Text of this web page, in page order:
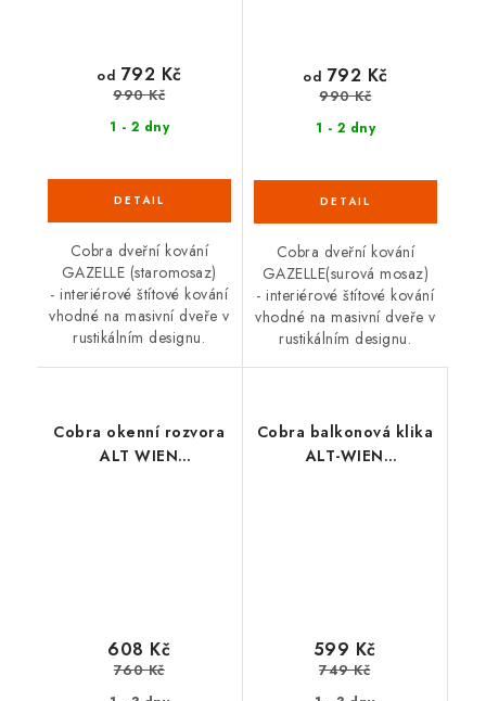
1 - 2 dny
od 792 Kč
990 Kč
Cobra dveřní kování
GAZELLE (staromosaz)
- interiérové štítové kování
vhodné na masivní dveře v
rustikálním designu.
1 - 2 dny
od 792 Kč
990 Kč
Cobra dveřní kování
GAZELLE(surová mosaz)
- interiérové štítové kování
vhodné na masivní dveře v
rustikálním designu.
Cobra okenní rozvora
ALT WIEN
608 Kč
760 Kč
Cobra balkonová klika
ALT-WIEN
599 Kč
749 Kč